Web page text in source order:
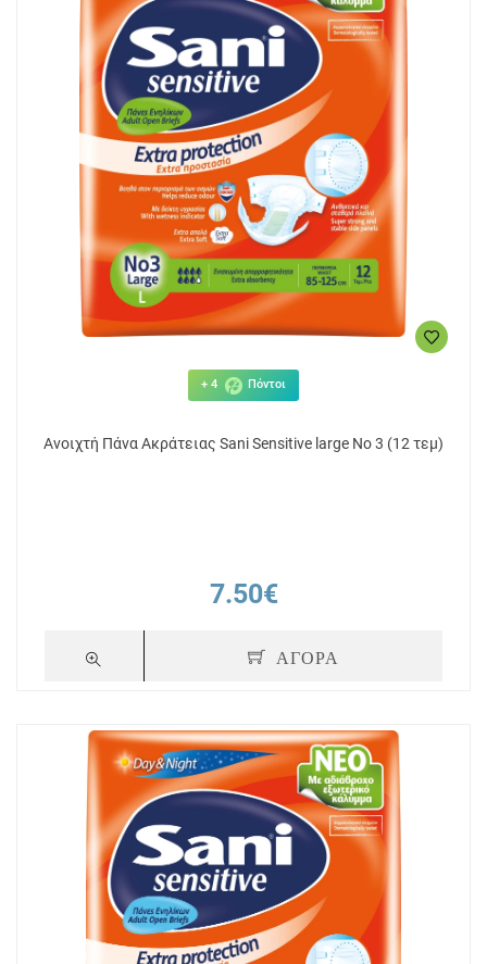
+ 4 Πόντοι
Ανοιχτή Πάνα Ακράτειας Sani Sensitive large No 3 (12 τεμ)
7.50€
ΑΓΟΡΑ